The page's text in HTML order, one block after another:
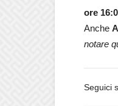
ore
Anche
notare
Seguici